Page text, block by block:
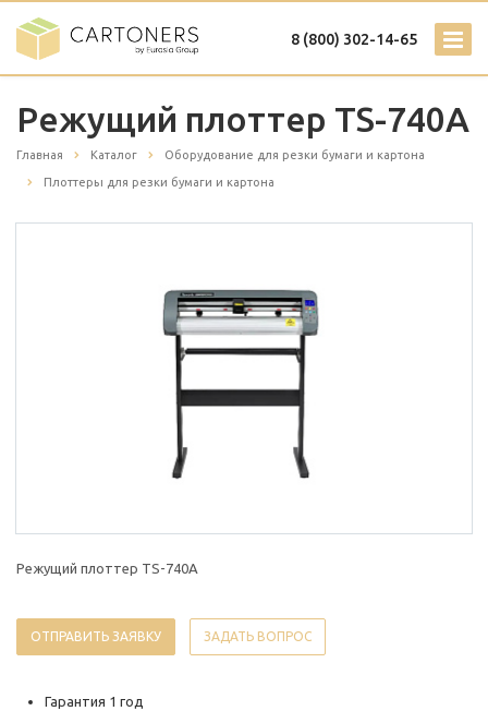
8 (800) 302-14-65
Режущий плоттер TS-740A
Главная Каталог Оборудование для резки бумаги и картона
Плоттеры для резки бумаги и картона
Режущий плоттер TS-740A
ОТПРАВИТЬ ЗАЯВКУ ЗАДАТЬ ВОПРОС
Гарантия 1 год